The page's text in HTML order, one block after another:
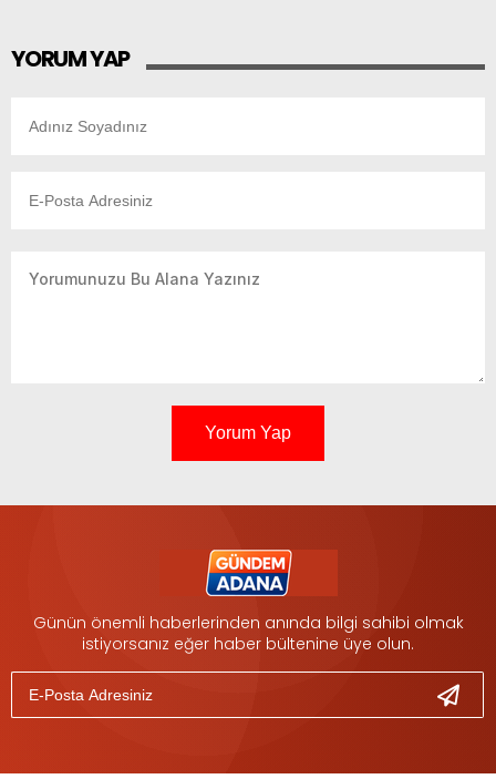
YORUM YAP
Yorum Yap
Günün önemli haberlerinden anında bilgi sahibi olmak
istiyorsanız eğer haber bültenine üye olun.